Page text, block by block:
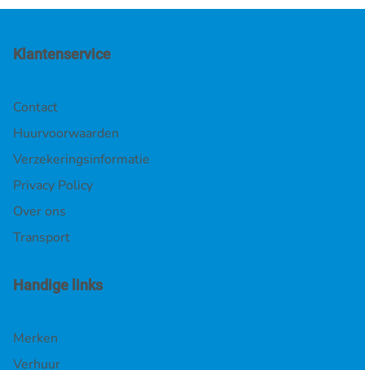
Klantenservice
Contact
Huurvoorwaarden
Verzekeringsinformatie
Privacy Policy
Over ons
Transport
Handige links
Merken
Verhuur